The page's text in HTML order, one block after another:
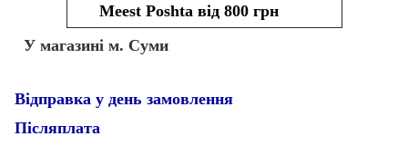
Meest Poshta від 800 грн
У магазині м. Суми
Відправка у день замовлення
Післяплата